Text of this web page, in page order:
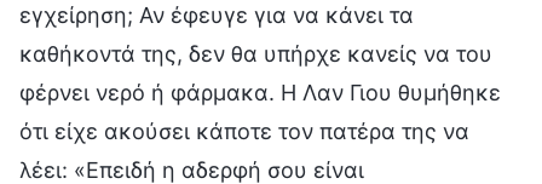
εγχείρηση; Αν έφευγε για να κάνει τα
καθήκοντά της, δεν θα υπήρχε κανείς να του
φέρνει νερό ή φάρμακα. Η Λαν Γιου θυμήθηκε
ότι είχε ακούσει κάποτε τον πατέρα της να
λέει: «Επειδή η αδερφή σου είναι